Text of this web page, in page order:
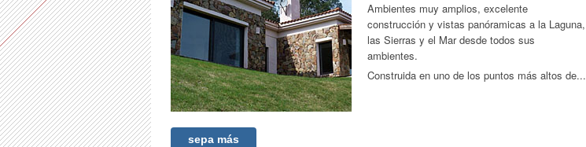
Ambientes muy amplios, excelente
construcción y vistas panóramicas a la Laguna,
las Sierras y el Mar desde todos sus
ambientes.
Construida en uno de los puntos más altos de...
sepa más